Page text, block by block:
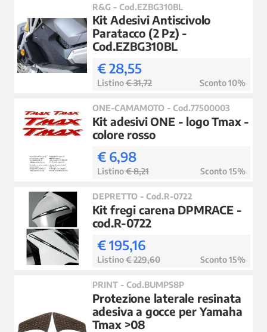
R&G - Cod.EZBG310BL
Kit Adesivi Antiscivolo
Paratacco (2 Pz) -
Cod.EZBG310BL
€ 28,55
Listino€ 31,72 Sconto 10%
ONE-CAMAMOTO - Cod.77500003
Kit adesivi ONE - logo Tmax -
colore rosso
€ 6,98
Listino€ 8,21 Sconto 15%
DEPRETTO - Cod.R-0722
Kit fregi carena DPMRACE -
cod.R-0722
€ 195,16
Listino€ 229,60 Sconto 15%
PRINT - Cod.BUMPS8P
Protezione laterale resinata
adesiva a gocce per Yamaha
Tmax >08